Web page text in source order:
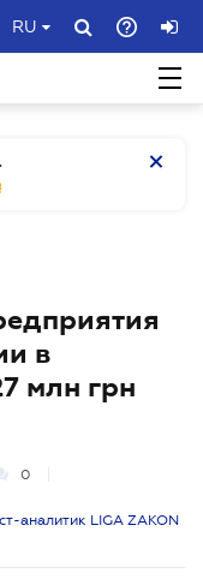
RU
в
млн грн
0
аналитик LIGA ZAKON